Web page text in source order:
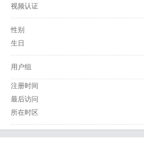
视频认证
性别
生日
用户组
注册时间
最后访问
所在时区